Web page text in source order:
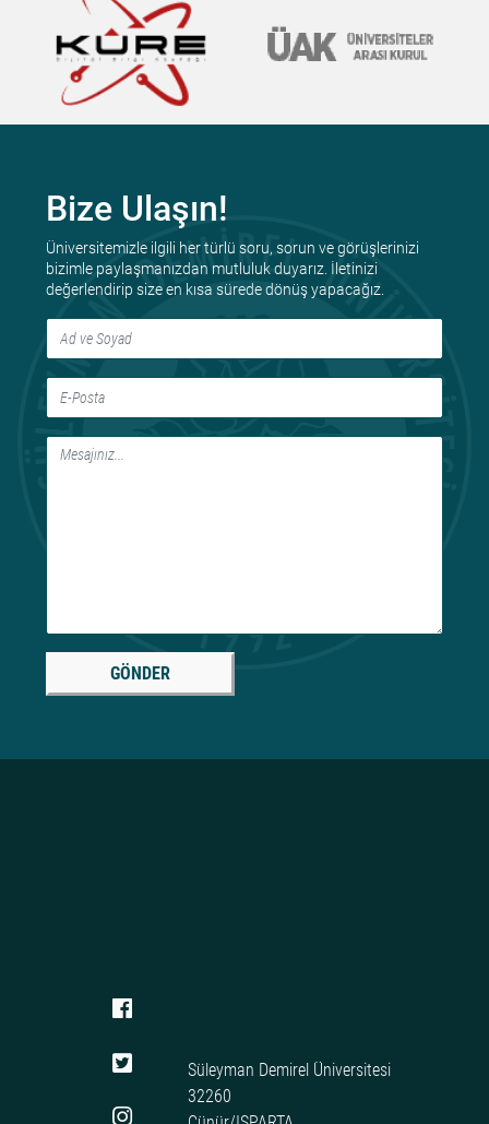
Bize Ulaşın!
Üniversitemizle ilgili her türlü soru, sorun ve görüşlerinizi
bizimle paylaşmanızdan mutluluk duyarız. İletinizi
değerlendirip size en kısa sürede dönüş yapacağız.
GÖNDER
Süleyman Demirel Üniversitesi
32260